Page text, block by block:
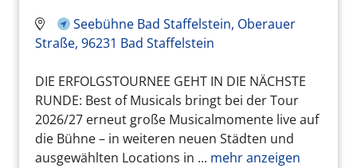
Seebühne Bad Staffelstein, Oberauer
Straße, 96231 Bad Staffelstein
DIE ERFOLGSTOURNEE GEHT IN DIE NÄCHSTE
RUNDE: Best of Musicals bringt bei der Tour
2026/27 erneut große Musicalmomente live auf
die Bühne – in weiteren neuen Städten und
ausgewählten Locations in ... mehr anzeigen